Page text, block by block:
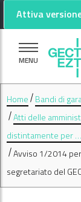
Vai al contenuto
Vai al footer
Attiva
MENU
Home
Bandi di
Atti delle
distintamente per …
Avviso 1/2014
segretariato del